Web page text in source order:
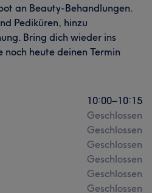
an Beauty-Behandlungen.
Pediküren, hinzu
Bring dich wieder ins
heute deinen Termin
10:00–10:15
Geschlossen
Geschlossen
Geschlossen
Geschlossen
Geschlossen
Geschlossen